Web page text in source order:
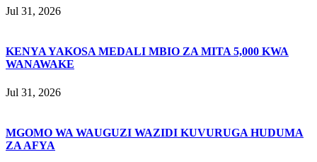
Jul 31, 2026
KENYA YAKOSA MEDALI MBIO ZA MITA 5,000 KWA
WANAWAKE
Jul 31, 2026
MGOMO WA WAUGUZI WAZIDI KUVURUGA HUDUMA
ZA AFYA